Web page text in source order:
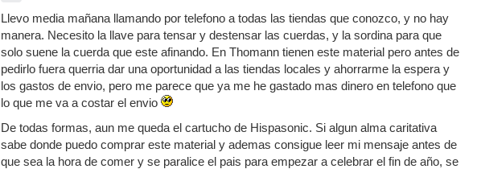
Llevo media mañana llamando por telefono a todas las tiendas que conozco, y no hay
manera. Necesito la llave para tensar y destensar las cuerdas, y la sordina para que
solo suene la cuerda que este afinando. En Thomann tienen este material pero antes de
pedirlo fuera querria dar una oportunidad a las tiendas locales y ahorrarme la espera y
los gastos de envio, pero me parece que ya me he gastado mas dinero en telefono que
lo que me va a costar el envio
De todas formas, aun me queda el cartucho de Hispasonic. Si algun alma caritativa
sabe donde puedo comprar este material y ademas consigue leer mi mensaje antes de
que sea la hora de comer y se paralice el pais para empezar a celebrar el fin de año, se